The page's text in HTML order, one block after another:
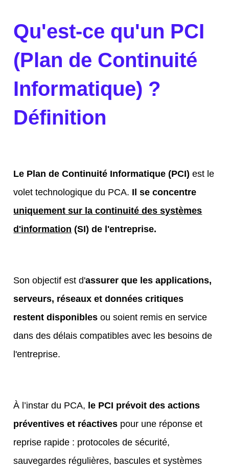
Qu'est-ce qu'un PCI
(Plan de Continuité
Informatique) ?
Définition
Le Plan de Continuité Informatique (PCI)est le
volet technologique du PCA. Il se concentre
uniquement sur la continuité des systèmes
d'information (SI) de l'entreprise.
Son objectif est d'assurer que les applications,
serveurs, réseaux et données critiques
restent disponibles ou soient remis en service
dans des délais compatibles avec les besoins de
l'entreprise.
À l’instar du PCA, le PCI prévoit des actions
préventives et réactives pour une réponse et
reprise rapide : protocoles de sécurité,
sauvegardes régulières, bascules et systèmes